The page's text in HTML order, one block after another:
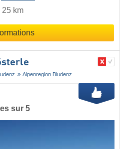
25 km
Alpenregion Bludenz
sur 5